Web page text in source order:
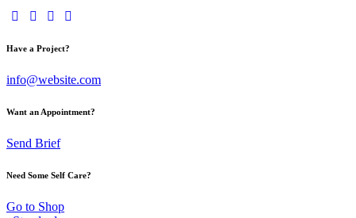
Have a Project?
info@website.com
Want an Appointment?
Send Brief
Need Some Self Care?
Go to Shop